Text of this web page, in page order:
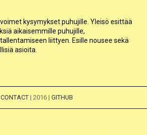
kysymykset puhujille. Yleisö esittää
aikaisemmille puhujille,
liittyen. Esille nousee sekä
asioita.
CONTACT| 2016 | GITHUB